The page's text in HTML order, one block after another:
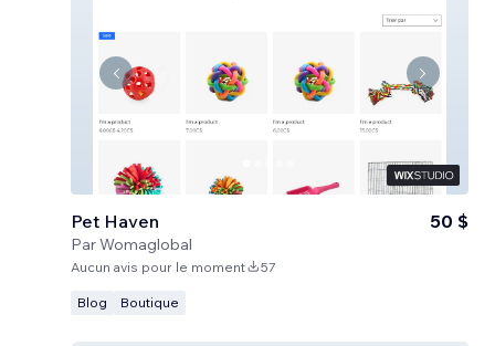
Pet Haven
ParWomaglobal
50 $
Aucun avis pour le moment 57
Blog Boutique